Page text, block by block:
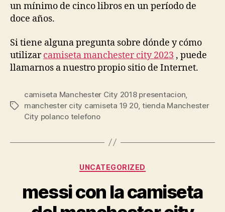
un mínimo de cinco libros en un período de
doce años.
Si tiene alguna pregunta sobre dónde y cómo
utilizarcamiseta manchester city 2023 , puede
llamarnos a nuestro propio sitio de Internet.
Etiquetas
camiseta Manchester City 2018 presentacion
manchester city camiseta 19 20 tienda Manchester
City polanco telefono
Categorías
UNCATEGORIZED
messi con la camiseta